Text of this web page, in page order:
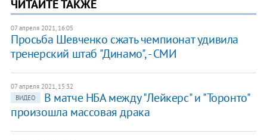
ЧИТАЙТЕ ТАКЖЕ
07 апреля 2021, 16:05
Просьба Шевченко сжать чемпионат удивила
тренерский штаб "Динамо", - СМИ
07 апреля 2021, 15:32
ВИДЕО
В матче НБА между "Лейкерс" и "Торонто"
произошла массовая драка